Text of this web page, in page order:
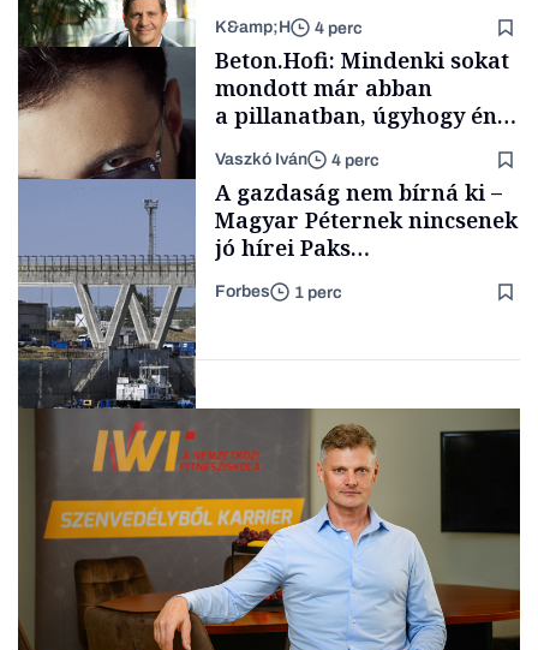
Családi
vállalkozások
TÁMOGATÓI
K&amp;H 4 perc
Forbes-sztori
Beton.Hofi: Mindenki sokat
mondott már abban
a pillanatban, úgyhogy én
a legsarkosabb
gondolataimat akartam
kimondani
Vaszkó Iván 4 perc
A gazdaság nem bírná ki –
Magyar Péternek nincsenek
jó hírei Paks
újraindításáról
Forbes 1 perc